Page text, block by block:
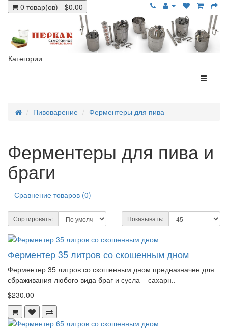
0 товар(ов) - $0.00
Категории
Пивоварение Ферментеры для пива
Ферментеры для пива и
браги
Сравнение товаров (0)
Сортировать: Показывать:
Ферментер 35 литров со скошенным дном
Ферментер 35 литров со скошенным дном предназначен для
сбраживания любого вида браг и сусла – сахарн..
$230.00